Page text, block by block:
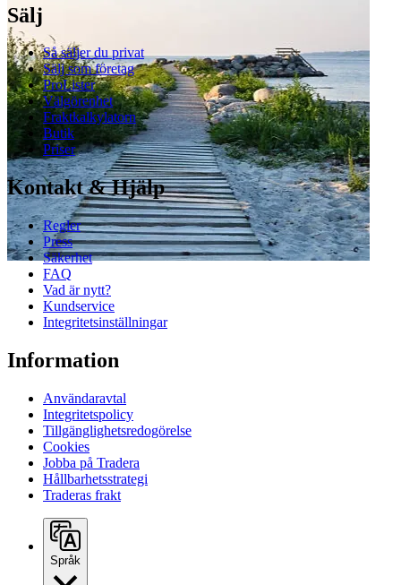
Sälj
Så säljer du privat
Sälj som företag
ProLister
Välgörenhet
Fraktkalkylatorn
Butik
Priser
Kontakt & Hjälp
Regler
Press
Säkerhet
FAQ
Vad är nytt?
Kundservice
Integritetsinställningar
Information
Användaravtal
Integritetspolicy
Tillgänglighetsredogörelse
Cookies
Jobba på Tradera
Hållbarhetsstrategi
Traderas frakt
Språk